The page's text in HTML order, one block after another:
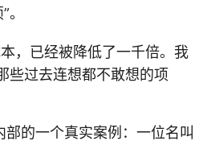
，已经被降低了一千倍。我
些过去连想都不敢想的项
的一个真实案例：一位名叫